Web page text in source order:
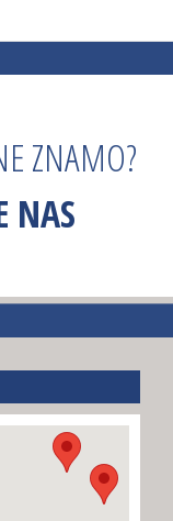
ZNAMO?
NAS